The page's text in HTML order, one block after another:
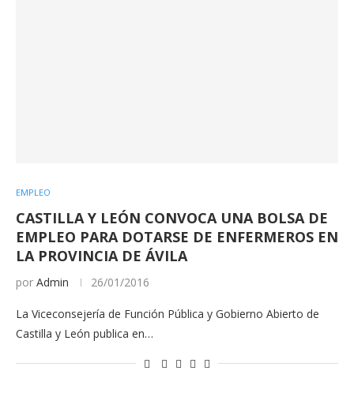
EMPLEO
CASTILLA Y LEÓN CONVOCA UNA BOLSA DE
EMPLEO PARA DOTARSE DE ENFERMEROS EN
LA PROVINCIA DE ÁVILA
por Admin 26/01/2016
La Viceconsejería de Función Pública y Gobierno Abierto de
Castilla y León publica en…